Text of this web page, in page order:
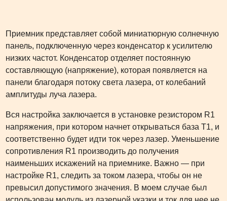
Приемник представляет собой миниатюрную солнечную
панель, подключенную через конденсатор к усилителю
низких частот. Конденсатор отделяет постоянную
составляющую (напряжение), которая появляется на
панели благодаря потоку света лазера, от колебаний
амплитуды луча лазера.
Вся настройка заключается в установке резистором R1
напряжения, при котором начнет открываться база T1, и
соответственно будет идти ток через лазер. Уменьшение
сопротивления R1 производить до получения
наименьших искажений на приемнике. Важно — при
настройке R1, следить за током лазера, чтобы он не
превысил допустимого значения. В моем случае был